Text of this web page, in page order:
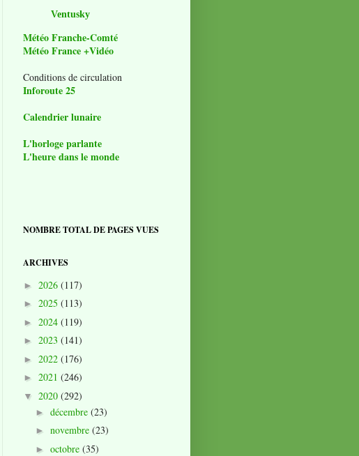
Ventusky
Météo Franche-Comté
Météo France +Vidéo
Conditions de circulation
Inforoute 25
Calendrier lunaire
L'horloge parlante
L'heure dans le monde
NOMBRE TOTAL DE PAGES VUES
ARCHIVES
► 2026 (117)
► 2025 (113)
► 2024 (119)
► 2023 (141)
► 2022 (176)
► 2021 (246)
▼ 2020 (292)
► décembre (23)
► novembre (23)
► octobre (35)